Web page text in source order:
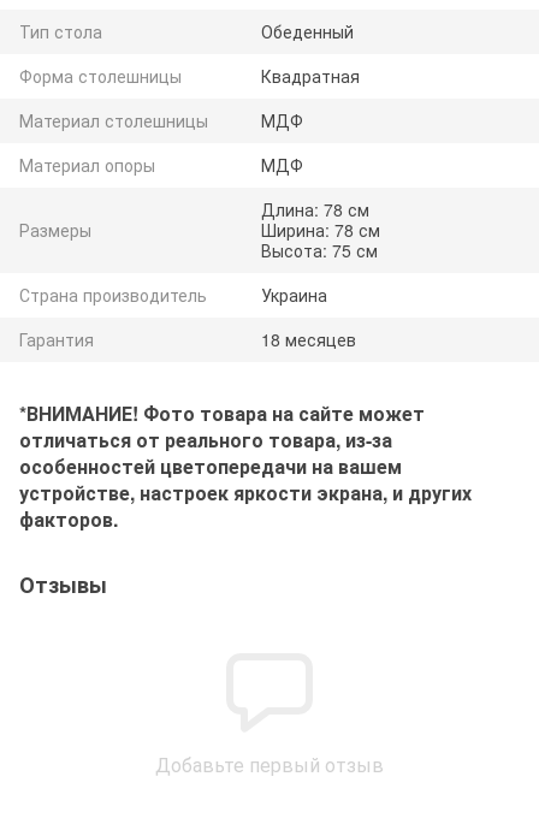
Тип стола
Обеденный
Форма столешницы
Квадратная
Материал столешницы
МДФ
Материал опоры
МДФ
Размеры
Длина: 78 см
Ширина: 78 см
Высота: 75 см
Страна производитель
Украина
Гарантия
18 месяцев
*ВНИМАНИЕ! Фото товара на сайте может
отличаться от реального товара, из-за
особенностей цветопередачи на вашем
устройстве, настроек яркости экрана, и других
факторов.
Отзывы
Добавьте первый отзыв